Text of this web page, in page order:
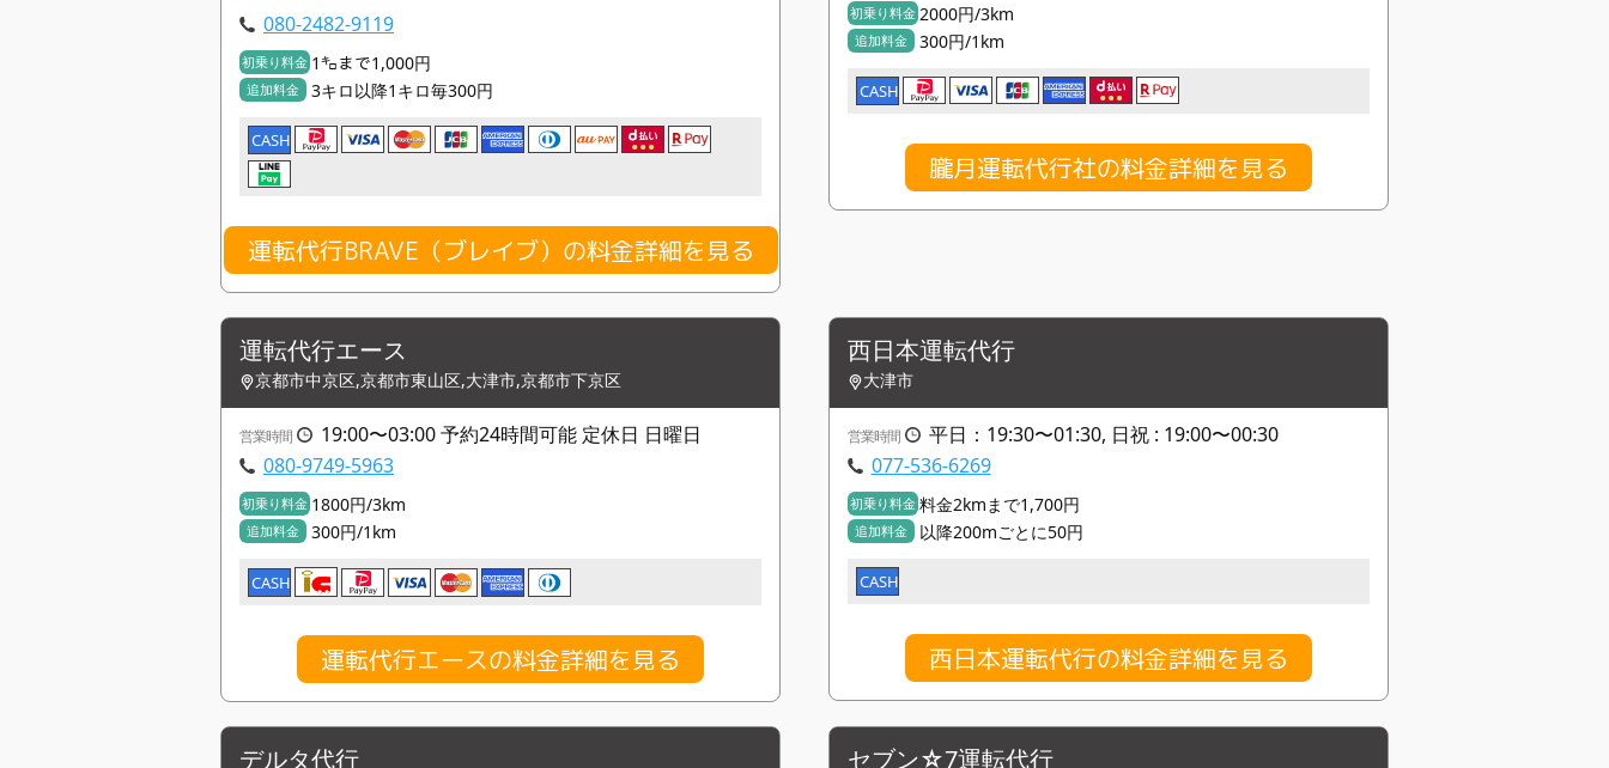
080-2482-9119
初乗り料金 1㌔まで1,000円
追加料金 3キロ以降1キロ毎300円
CASH
運転代行BRAVE（ブレイブ）の料金詳細を見る
初乗り料金 2000円/3km
追加料金 300円/1km
CASH
朧月運転代行社の料金詳細を見る
運転代行エース
京都市中京区,京都市東山区,大津市,京都市下京区
営業時間
19:00〜03:00 予約24時間可能 定休日 日曜日
080-9749-5963
初乗り料金 1800円/3km
追加料金 300円/1km
CASH
運転代行エースの料金詳細を見る
西日本運転代行
大津市
営業時間
平日：19:30〜01:30, 日祝 : 19:00〜00:30
077-536-6269
初乗り料金 料金2kmまで1,700円
追加料金 以降200mごとに50円
CASH
西日本運転代行の料金詳細を見る
デルタ代行 セブン☆7運転代行